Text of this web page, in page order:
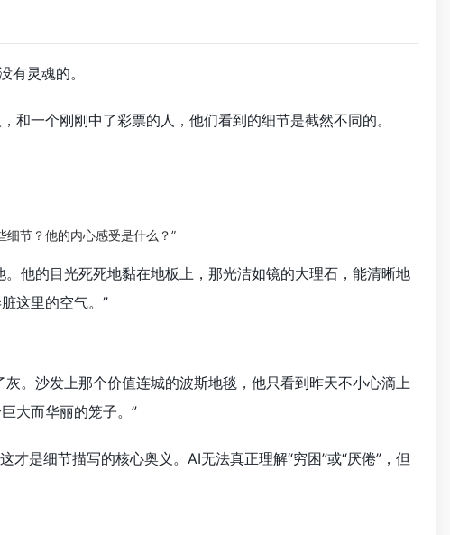
有灵魂的。
和一个刚刚中了彩票的人，他们看到的细节是截然不同的。
节？他的内心感受是什么？”
他的目光死死地黏在地板上，那光洁如镜的大理石，能清晰地
这里的空气。”
。沙发上那个价值连城的波斯地毯，他只看到昨天不小心滴上
大而华丽的笼子。”
才是细节描写的核心奥义。AI无法真正理解“穷困”或“厌倦”，但